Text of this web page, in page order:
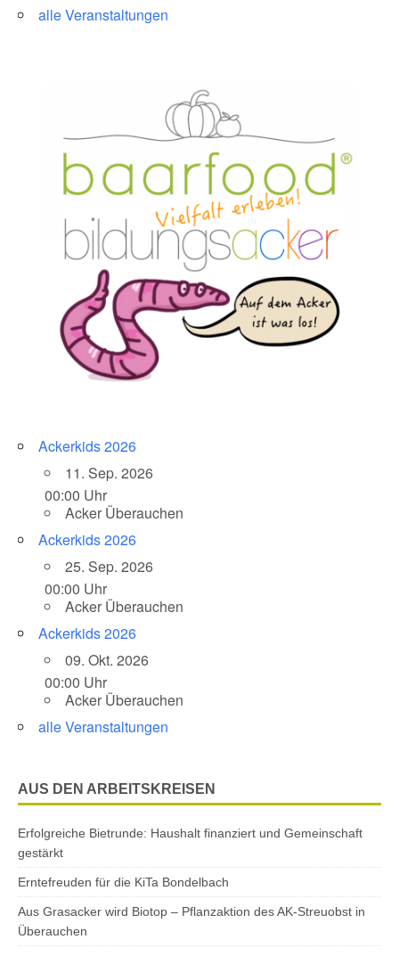
alle Veranstaltungen
Ackerkids 2026
11. Sep. 2026
00:00 Uhr
Acker Überauchen
Ackerkids 2026
25. Sep. 2026
00:00 Uhr
Acker Überauchen
Ackerkids 2026
09. Okt. 2026
00:00 Uhr
Acker Überauchen
alle Veranstaltungen
AUS DEN ARBEITSKREISEN
Erfolgreiche Bietrunde: Haushalt finanziert und Gemeinschaft
gestärkt
Erntefreuden für die KiTa Bondelbach
Aus Grasacker wird Biotop – Pflanzaktion des AK-Streuobst in
Überauchen